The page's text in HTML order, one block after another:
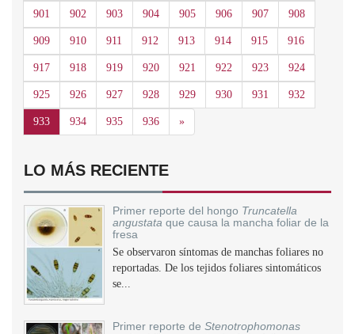
901 902 903 904 905 906 907 908
909 910 911 912 913 914 915 916
917 918 919 920 921 922 923 924
925 926 927 928 929 930 931 932
933 934 935 936 »Siguiente
LO MÁS RECIENTE
Primer reporte del hongo Truncatella
angustata que causa la mancha foliar de la
fresa
Se observaron síntomas de manchas foliares no
reportadas. De los tejidos foliares sintomáticos
se...
Primer reporte de Stenotrophomonas